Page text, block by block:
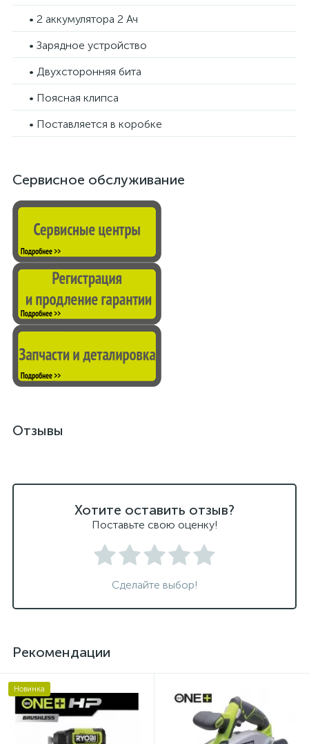
• 2 аккумулятора 2 Ач
• Зарядное устройство
• Двухсторонняя бита
• Поясная клипса
• Поставляется в коробке
Сервисное обслуживание
Отзывы
Хотите оставить отзыв?
Поставьте свою оценку!
Сделайте выбор!
Рекомендации
Новинка